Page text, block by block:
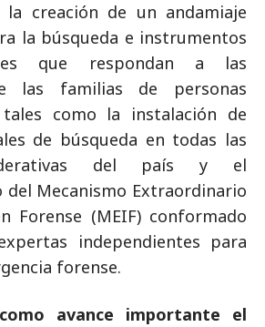
la creación de un andamiaje
la búsqueda e instrumentos
que respondan a las
las familias de personas
tales como la instalación de
de búsqueda en todas las
del país y el
del Mecanismo Extraordinario
Forense (MEIF) conformado
independientes para
forense.
avance importante el